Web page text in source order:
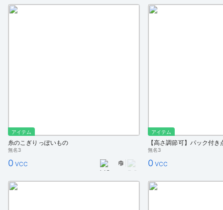
アイテム
糸のこぎりっぽいもの
無名3
0 VCC
アイテム
無名3
0 VCC